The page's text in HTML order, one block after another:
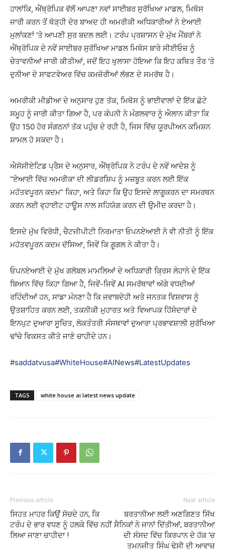
ਹਾਲਾਂਕਿ, ਐਂਥ੍ਰੋਪਿਕ ਵੱਲੋਂ ਆਪਣਾ ਨਵਾਂ ਸਾਈਬਰ ਸੁਰੱਖਿਆ ਮਾਡਲ, ਮਿਥੋਸ
ਜਾਰੀ ਕਰਨ ਤੋਂ ਥੋੜ੍ਹੀ ਦੇਰ ਬਾਅਦ ਹੀ ਅਮਰੀਕੀ ਅਧਿਕਾਰੀਆਂ ਨੇ ਏਆਈ
ਮੁਲਾਂਕਣਾਂ ‘ਤੇ ਆਪਣੀ ਸੁਰ ਬਦਲ ਲਈ। ਟਰੰਪ ਪ੍ਰਸ਼ਾਸਨ ਦੇ ਮੁੱਖ ਮੈਂਬਰਾਂ ਨੇ
ਐਂਥ੍ਰੋਪਿਕ ਦੇ ਨਵੇਂ ਸਾਈਬਰ ਸੁਰੱਖਿਆ ਮਾਡਲ ਮਿਥੋਸ ਬਾਰੇ ਸੀਈਓਜ਼ ਨੂੰ
ਚੇਤਾਵਨੀਆਂ ਜਾਰੀ ਕੀਤੀਆਂ, ਜਦੋਂ ਇਹ ਖੁਲਾਸਾ ਹੋਇਆ ਕਿ ਇਹ ਕਥਿਤ ਤੌਰ ‘ਤੇ
ਦੁਨੀਆ ਦੇ ਸਾਫਟਵੇਅਰ ਵਿੱਚ ਕਮਜ਼ੋਰੀਆਂ ਲੱਭਣ ਦੇ ਸਮਰੱਥ ਹੈ।
ਅਮਰੀਕੀ ਮੀਡੀਆ ਦੇ ਅਨੁਸਾਰ ਹੁਣ ਤੱਕ, ਮਿਥੋਸ ਨੂੰ ਭਾਈਵਾਲਾਂ ਦੇ ਇੱਕ ਛੋਟੇ
ਸਮੂਹ ਨੂੰ ਜਾਰੀ ਕੀਤਾ ਗਿਆ ਹੈ, ਪਰ ਕੰਪਨੀ ਨੇ ਮੰਗਲਵਾਰ ਨੂੰ ਐਲਾਨ ਕੀਤਾ ਕਿ
ਉਹ 150 ਹੋਰ ਸੰਗਠਨਾਂ ਤੱਕ ਪਹੁੰਚ ਦੇ ਰਹੀ ਹੈ, ਜਿਸ ਵਿੱਚ ਯੂਰਪੀਅਨ ਕਮਿਸ਼ਨ
ਸ਼ਾਮਲ ਹੋ ਸਕਦਾ ਹੈ।
ਐਸੋਸੀਏਟਿਡ ਪ੍ਰੈਸ ਦੇ ਅਨੁਸਾਰ, ਐਂਥ੍ਰੋਪਿਕ ਨੇ ਟਰੰਪ ਦੇ ਨਵੇਂ ਆਦੇਸ਼ ਨੂੰ
“ਏਆਈ ਵਿੱਚ ਅਮਰੀਕਾ ਦੀ ਲੀਡਰਸ਼ਿਪ ਨੂੰ ਮਜ਼ਬੂਤ ​​ਕਰਨ ਲਈ ਇੱਕ
ਮਹੱਤਵਪੂਰਨ ਕਦਮ” ਕਿਹਾ, ਅਤੇ ਕਿਹਾ ਕਿ ਉਹ ਇਸਦੇ ਲਾਗੂਕਰਨ ਦਾ ਸਮਰਥਨ
ਕਰਨ ਲਈ ਵ੍ਹਾਈਟ ਹਾਊਸ ਨਾਲ ਸਹਿਯੋਗ ਕਰਨ ਦੀ ਉਮੀਦ ਕਰਦਾ ਹੈ।
ਇਸਦੇ ਮੁੱਖ ਵਿਰੋਧੀ, ਚੈਟਜੀਪੀਟੀ ਨਿਰਮਾਤਾ ਓਪਨਏਆਈ ਨੇ ਵੀ ਨੀਤੀ ਨੂੰ ਇੱਕ
ਮਹੱਤਵਪੂਰਨ ਕਦਮ ਦੱਸਿਆ, ਜਿਵੇਂ ਕਿ ਗੂਗਲ ਨੇ ਕੀਤਾ ਹੈ।
ਓਪਨਏਆਈ ਦੇ ਮੁੱਖ ਗਲੋਬਲ ਮਾਮਲਿਆਂ ਦੇ ਅਧਿਕਾਰੀ ਕ੍ਰਿਸ ਲੇਹਾਨੇ ਦੇ ਇੱਕ
ਬਿਆਨ ਵਿੱਚ ਕਿਹਾ ਗਿਆ ਹੈ, ਜਿਵੇਂ-ਜਿਵੇਂ AI ਸਮਰੱਥਾਵਾਂ ਅੱਗੇ ਵਧਦੀਆਂ
ਰਹਿੰਦੀਆਂ ਹਨ, ਸਾਡਾ ਮੰਨਣਾ ਹੈ ਕਿ ਜਵਾਬਦੇਹੀ ਅਤੇ ਜਨਤਕ ਵਿਸ਼ਵਾਸ ਨੂੰ
ਉਤਸ਼ਾਹਿਤ ਕਰਨ ਲਈ, ਤਕਨੀਕੀ ਮੁਹਾਰਤ ਅਤੇ ਵਿਆਪਕ ਹਿੱਸੇਦਾਰਾਂ ਦੇ
ਇਨਪੁਟ ਦੁਆਰਾ ਸੂਚਿਤ, ਲੋਕਤੰਤਰੀ ਸੰਸਥਾਵਾਂ ਦੁਆਰਾ ਪ੍ਰਭਾਵਸ਼ਾਲੀ ਸੁਰੱਖਿਆ
ਢਾਂਚੇ ਵਿਕਸਤ ਕੀਤੇ ਜਾਣੇ ਚਾਹੀਦੇ ਹਨ।
#saddatvusa#WhiteHouse#AINews#LatestUpdates
TAGS white house ai latest news update
Previous article
ਸਿਹਤ ਮਾਹਰ ਕਿਉਂ ਸੋਚਦੇ ਹਨ, ਕਿ
ਟਰੰਪ ਦੇ ਭਾਰ ਵਧਣ ਨੂੰ ਹਲਕੇ ਵਿੱਚ ਨਹੀਂ
ਲਿਆ ਜਾਣਾ ਚਾਹੀਦਾ !
Next article
ਬਰਤਾਨੀਆ ਲਈ ਅਣਗਿਣਤ ਸਿੱਖ
ਸੈਨਿਕਾਂ ਨੇ ਜਾਨਾਂ ਦਿੱਤੀਆਂ, ਬਰਤਾਨੀਆ
ਦੀ ਸੰਸਦ ਵਿੱਚ ਕਿਰਪਾਨ ਦੇ ਹੱਕ ‘ਚ
ਤਮਨਜੀਤ ਸਿੰਘ ਢੇਸੀ ਦੀ ਆਵਾਜ਼